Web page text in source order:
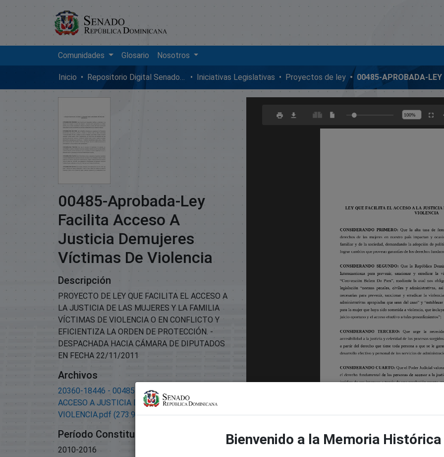
Comunidades Glosario Nosotros
Inicio Repositorio Digital SenadoRD Iniciativas Legislativas Proyectos de ley
00485-Aprobada-Ley
Facilita Acceso A
Justicia Demujeres
Víctimas De Violencia
Descripción
PROYECTO DE LEY QUE FACILITA EL ACCESO A
LA JUSTICIA DE LAS MUJERES Y LA FAMILIA
VÍCTIMAS DE VIOLENCIA O EN CONFLICTO Y
EFICIENTIZA LA ORDEN DE PROTECCIÓN. -
DESPACHADA HACIA CÁMARA DE DIPUTADOS
EN FECHA 22/11/2011
Archivos
20360-18446 - 00485-APROBADA-LEY FACILITA
ACCESO A JUSTICIA DEMUJERES VÍCTIMAS DE
VIOLENCIA.pdf (273.9 KB)
Período Constitucional
2010-2016
Bienvenido a la Memoria Histórica